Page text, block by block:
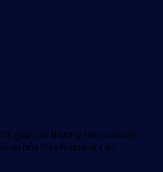
giúp các thương hiệu cao cấp
ưu hóa chi phí quảng cáo.